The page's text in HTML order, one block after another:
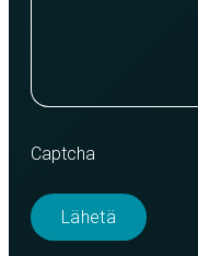
Captcha